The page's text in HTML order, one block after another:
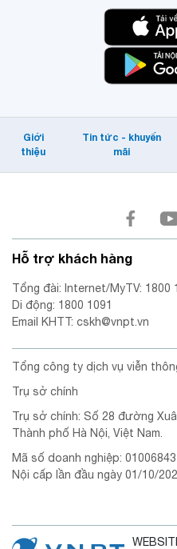
Giới
thiệu
Tin tức - khuyến
mãi
Hỗ trợ khách hàng
Tổng đài: Internet/MyTV: 1800
Di động: 1800 1091
Email KHTT: cskh@vnpt.vn
Tổng công ty dịch vụ viễn
Trụ sở chính
Trụ sở chính: Số 28 đường
Thành phố Hà Nội, Việt Nam.
Mã số doanh nghiệp:
Nội cấp lần đầu ngày 01/10/